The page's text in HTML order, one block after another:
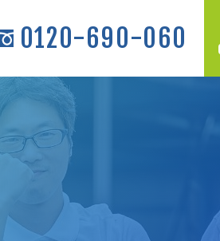
0120-690-060